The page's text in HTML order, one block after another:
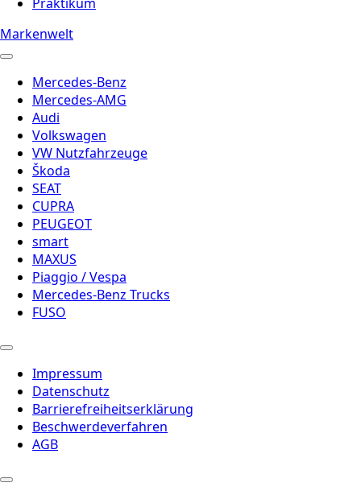
Markenwelt
Mercedes-Benz
Mercedes-AMG
Audi
Volkswagen
VW Nutzfahrzeuge
Škoda
SEAT
CUPRA
PEUGEOT
smart
MAXUS
Piaggio / Vespa
Mercedes-Benz Trucks
FUSO
Impressum
Datenschutz
Barrierefreiheitserklärung
Beschwerdeverfahren
AGB